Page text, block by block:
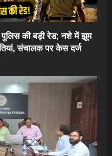
पुलिस की बड़ी रेड; नशे में झूम
संचालक पर केस दर्ज